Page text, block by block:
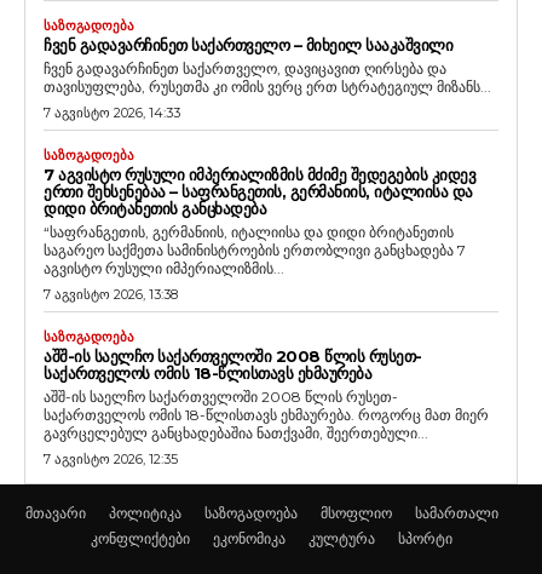
ᲡᲐᲖᲝᲒᲐᲓᲝᲔᲑᲐ
ᲩᲕᲔᲜ ᲒᲐᲓᲐᲕᲐᲠᲩᲘᲜᲔᲗ ᲡᲐᲥᲐᲠᲗᲕᲔᲚᲝ – ᲛᲘᲮᲔᲘᲚ ᲡᲐᲐᲙᲐᲨᲕᲘᲚᲘ
ჩვენ გადავარჩინეთ საქართველო, დავიცავით ღირსება და
თავისუფლება, რუსეთმა კი ომის ვერც ერთ სტრატეგიულ მიზანს...
7 აგვისტო 2026, 14:33
ᲡᲐᲖᲝᲒᲐᲓᲝᲔᲑᲐ
7 ᲐᲒᲕᲘᲡᲢᲝ ᲠᲣᲡᲣᲚᲘ ᲘᲛᲞᲔᲠᲘᲐᲚᲘᲖᲛᲘᲡ ᲛᲫᲘᲛᲔ ᲨᲔᲓᲔᲒᲔᲑᲘᲡ ᲙᲘᲓᲔᲕ
ᲔᲠᲗᲘ ᲨᲔᲮᲡᲔᲜᲔᲑᲐᲐ – ᲡᲐᲤᲠᲐᲜᲒᲔᲗᲘᲡ, ᲒᲔᲠᲛᲐᲜᲘᲘᲡ, ᲘᲢᲐᲚᲘᲘᲡᲐ ᲓᲐ
ᲓᲘᲓᲘ ᲑᲠᲘᲢᲐᲜᲔᲗᲘᲡ ᲒᲐᲜᲪᲮᲐᲓᲔᲑᲐ
“საფრანგეთის, გერმანიის, იტალიისა და დიდი ბრიტანეთის
საგარეო საქმეთა სამინისტროების ერთობლივი განცხადება 7
აგვისტო რუსული იმპერიალიზმის...
7 აგვისტო 2026, 13:38
ᲡᲐᲖᲝᲒᲐᲓᲝᲔᲑᲐ
ᲐᲨᲨ-ᲘᲡ ᲡᲐᲔᲚᲩᲝ ᲡᲐᲥᲐᲠᲗᲕᲔᲚᲝᲨᲘ 2008 ᲬᲚᲘᲡ ᲠᲣᲡᲔᲗ-
ᲡᲐᲥᲐᲠᲗᲕᲔᲚᲝᲡ ᲝᲛᲘᲡ 18-ᲬᲚᲘᲡᲗᲐᲕᲡ ᲔᲮᲛᲐᲣᲠᲔᲑᲐ
აშშ-ის საელჩო საქართველოში 2008 წლის რუსეთ-
საქართველოს ომის 18-წლისთავს ეხმაურება. როგორც მათ მიერ
გავრცელებულ განცხადებაშია ნათქვამი, შეერთებული...
7 აგვისტო 2026, 12:35
მთავარი პოლიტიკა საზოგადოება მსოფლიო
სამართალი
კონფლიქტები
ეკონომიკა კულტურა სპორტი